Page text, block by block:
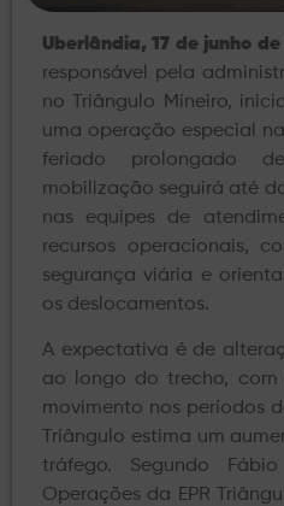
Uberlândia, 17 de junho
responsável pela
no Triângulo Mineiro,
uma operação especial
feriado prolongado
mobilização seguirá até
nas equipes de
recursos operacionais,
segurança viária e
os deslocamentos.
A expectativa é de
ao longo do trecho, com
movimento nos períodos
Triângulo estima um
tráfego. Segundo
Operações da EPR